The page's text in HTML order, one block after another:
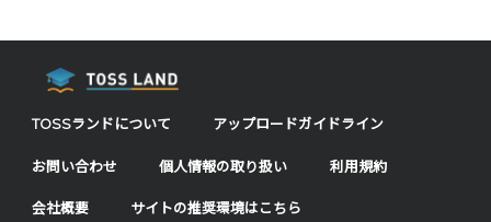
TOSSランドについて アップロードガイドライン
お問い合わせ 個人情報の取り扱い 利用規約
会社概要 サイトの推奨環境はこちら